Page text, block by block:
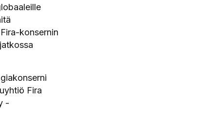
konsernin
Fira
-